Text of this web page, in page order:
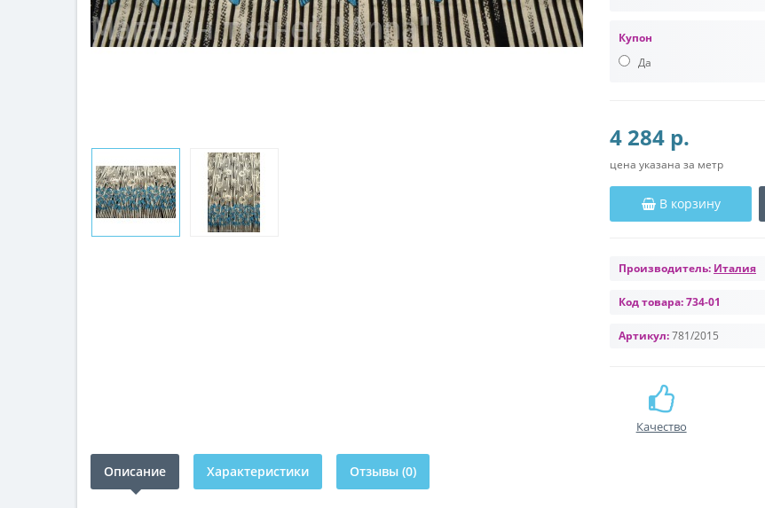
Купон
Да
4 284 р.
цена указана за метр
В корзину
Производитель: Италия
Код товара:734-01
Артикул:781/2015
Качество
Описание Характеристики Отзывы (0)